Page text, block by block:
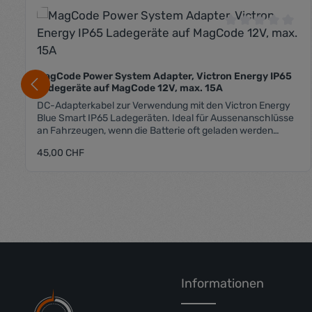
MagCode Power System Adapter, Victron Energy IP65
Ladegeräte auf MagCode 12V, max. 15A
DC-Adapterkabel zur Verwendung mit den Victron Energy
Blue Smart IP65 Ladegeräten. Ideal für Aussenanschlüsse
an Fahrzeugen, wenn die Batterie oft geladen werden
Regulärer Preis:
45,00 CHF
Informationen